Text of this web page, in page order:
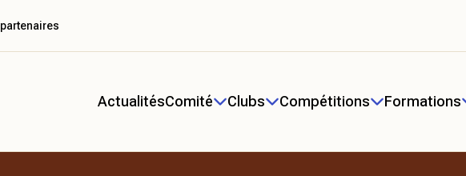
ActualitésComité Clubs Compétitions Formations